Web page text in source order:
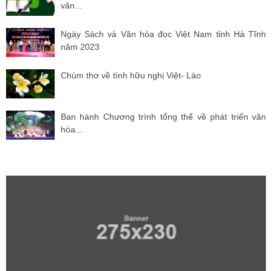
văn...
Ngày Sách và Văn hóa đọc Việt Nam tỉnh Hà Tĩnh
năm 2023
Chùm thơ về tình hữu nghị Việt- Lào
Ban hành Chương trình tổng thể về phát triển văn
hóa...